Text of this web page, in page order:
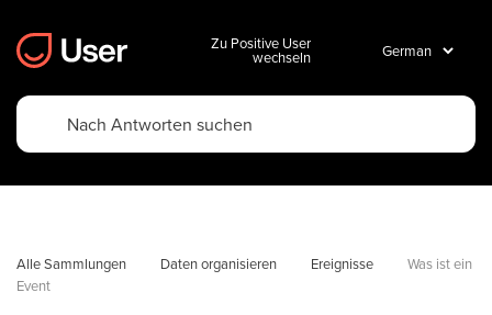
Zu Positive User
wechseln
Alle Sammlungen Daten organisieren Ereignisse
Was ist ein
Event